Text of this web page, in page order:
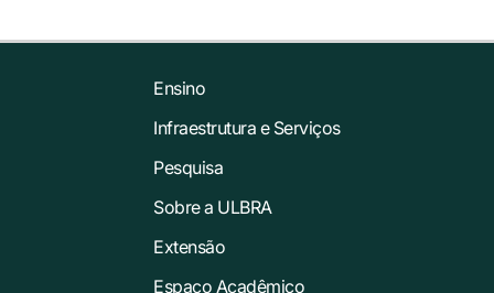
Ensino
Infraestrutura e Serviços
Pesquisa
Sobre a ULBRA
Extensão
Espaço Acadêmico